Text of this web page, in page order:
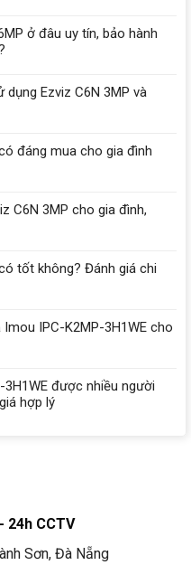
ở đâu uy tín, bảo hành
Ezviz C6N 3MP và
đáng mua cho gia đình
C6N 3MP cho gia đình,
tốt không? Đánh giá chi
IPC-K2MP-3H1WE cho
được nhiều người
hợp lý
24h CCTV
Sơn, Đà Nẵng